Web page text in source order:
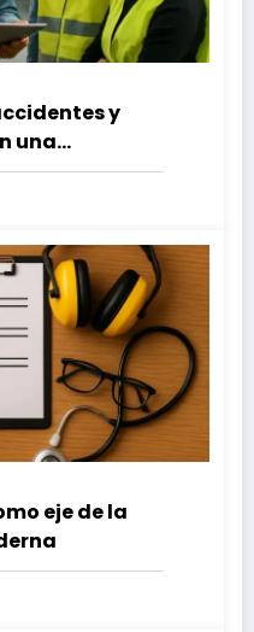
y
una
y salud
eje de la